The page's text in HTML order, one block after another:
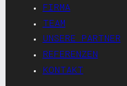
FIRMA
TEAM
UNSERE PARTNER
REFERENZEN
KONTAKT